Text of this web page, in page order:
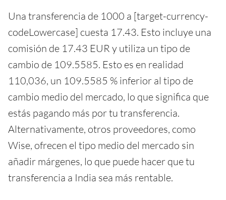
Una transferencia de 1000 a [target-currency-
codeLowercase] cuesta 17.43. Esto incluye una
comisión de 17.43 EUR y utiliza un tipo de
cambio de 109.5585. Esto es en realidad
110,036, un 109.5585 % inferior al tipo de
cambio medio del mercado, lo que significa que
estás pagando más por tu transferencia.
Alternativamente, otros proveedores, como
Wise, ofrecen el tipo medio del mercado sin
añadir márgenes, lo que puede hacer que tu
transferencia a India sea más rentable.